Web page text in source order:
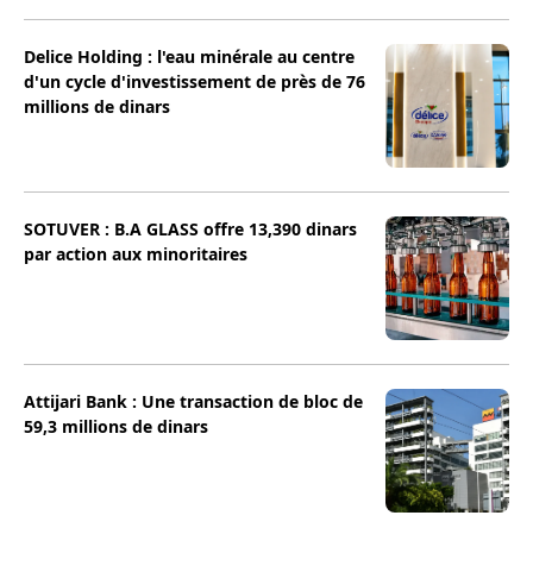
Delice Holding : l'eau minérale au centre
d'un cycle d'investissement de près de 76
millions de dinars
SOTUVER : B.A GLASS offre 13,390 dinars
par action aux minoritaires
Attijari Bank : Une transaction de bloc de
59,3 millions de dinars